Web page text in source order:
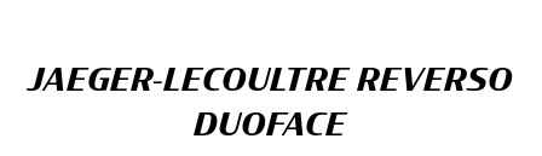
JAEGER-LECOULTRE REVERSO
DUOFACE